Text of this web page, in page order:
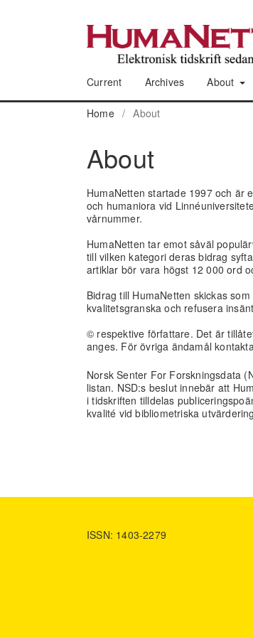
Current Archives About
Home / About
About
HumaNetten startade 1997 och är
och humaniora vid
vårnummer.
HumaNetten tar emot såväl
till vilken kategori deras bidrag
artiklar bör vara högst 12 000 ord
Bidrag till HumaNetten skickas
kvalitetsgranska och refusera
© respektive författare. Det är
anges. För övriga ändamål
Norsk Senter For Forskningsdata
listan. NSD:s beslut innebär att
i tidskriften tilldelas
kvalité vid bibliometriska
ISSN: 1403-2279